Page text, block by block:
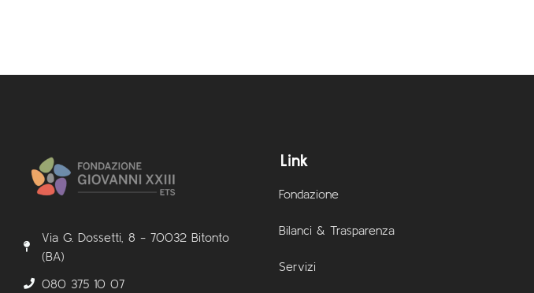
Via G. Dossetti, 8 - 70032 Bitonto
(BA)
080 375 10 07
Link
Fondazione
Bilanci & Trasparenza
Servizi